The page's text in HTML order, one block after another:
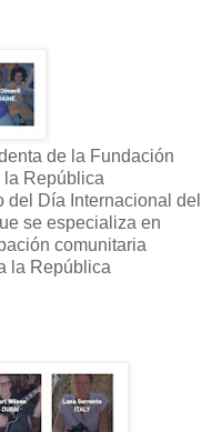
de la Fundación
la República
del Día Internacional del
se especializa en
comunitaria
la República